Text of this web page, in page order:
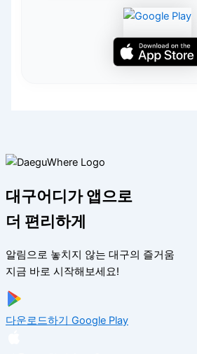
대구어디가 앱으로
더 편리하게
알림으로 놓치지 않는 대구의 즐거움
지금 바로 시작해보세요!
다운로드하기 Google Play